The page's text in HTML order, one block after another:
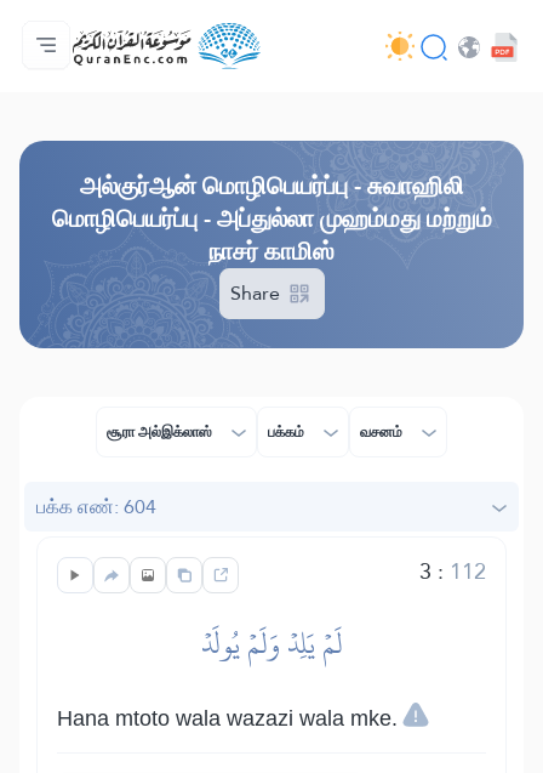
முகப்பு
மொழிபெயர்ப்பு அட்டவணை
Audio
வடிவமைப்போரின் பணிகள் - API
வேலைத் திட்டம் தொடர்பாக
எம்மோடு தொடர்புகொள்ள
மொழி
அல்குர்ஆன் மொழிபெயர்ப்பு - சுவாஹிலி
மொழிபெயர்ப்பு - அப்துல்லா முஹம்மது மற்றும்
நாசர் காமிஸ்
Share
சூரா அல்இக்லாஸ் பக்கம் வசனம்
பக்க எண்: 604
3 : 112
لَمۡ يَلِدۡ وَلَمۡ يُولَدۡ
Hana mtoto wala wazazi wala mke.